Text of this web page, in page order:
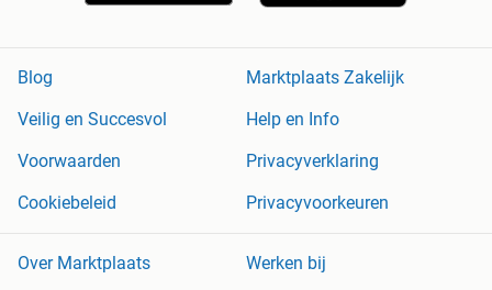
Blog
Marktplaats Zakelijk
Veilig en Succesvol
Help en Info
Voorwaarden
Privacyverklaring
Cookiebeleid
Privacyvoorkeuren
Over Marktplaats Werken bij